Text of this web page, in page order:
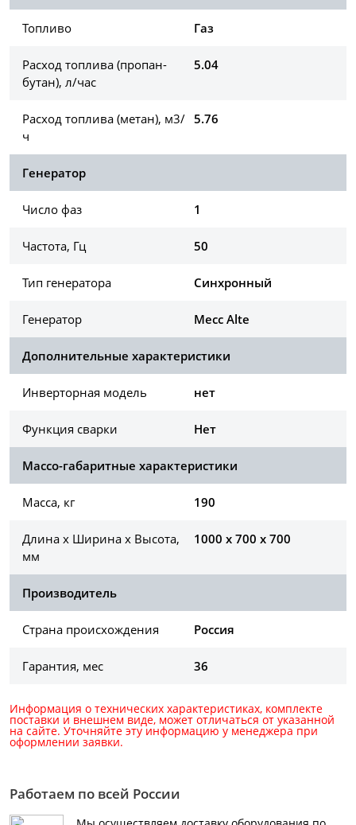
Топливо Газ
Расход топлива (пропан-
бутан), л/час
5.04
Расход топлива (метан), м3/
ч
5.76
Генератор
Число фаз 1
Частота, Гц 50
Тип генератора Синхронный
Генератор Mecc Alte
Дополнительные характеристики
Инверторная модель нет
Функция сварки Нет
Массо-габаритные характеристики
Масса, кг 190
Длина х Ширина х Высота,
мм
1000 x 700 x 700
Производитель
Страна происхождения Россия
Гарантия, мес 36
Информация о технических характеристиках, комплекте
поставки и внешнем виде, может отличаться от указанной
на сайте. Уточняйте эту информацию у менеджера при
оформлении заявки.
Работаем по всей России